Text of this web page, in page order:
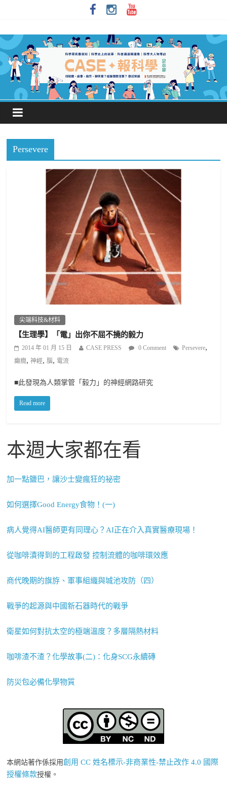
Persevere
尖端科技&材料
【生理學】「電」出你不屈不撓的毅力
2014 年 01 月 15 日 CASE PRESS 0 Comment Persevere,
癲癇,神經,腦, 電流
■此發現為人類掌管「毅力」的神經網路研究
Read more
本週大家都在看
加一點鹽巴，讓沙士變瘋狂的祕密
如何選擇Good Energy食物！(一)
病人覺得AI醫師更有同理心？AI正在介入真實醫療現場！
從咖啡漬得到的工程啟發 控制流體的咖啡環效應
商代晚期的旗斿、軍事組織與城池攻防（四）
戰爭的起源與中國新石器時代的戰爭
衛星如何對抗太空的極端溫度？多層隔熱材料
咖啡渣不渣？化學故事(二)：化身SCG永續磚
防災包必備化學物質
本網站著作係採用創用 CC 姓名標示-非商業性-禁止改作 4.0 國際
授權條款授權。